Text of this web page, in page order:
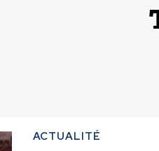
ACTUALITÉ